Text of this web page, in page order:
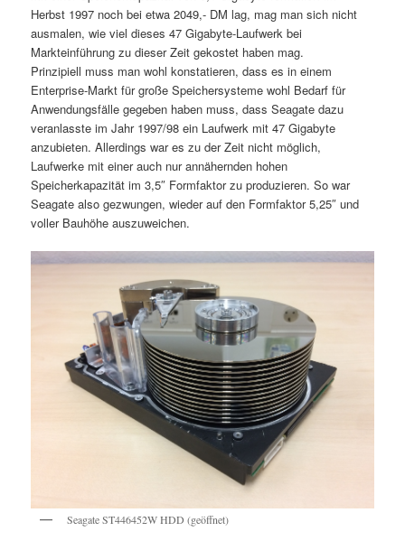
Herbst 1997 noch bei etwa 2049,- DM lag, mag man sich nicht
ausmalen, wie viel dieses 47 Gigabyte-Laufwerk bei
Markteinführung zu dieser Zeit gekostet haben mag.
Prinzipiell muss man wohl konstatieren, dass es in einem
Enterprise-Markt für große Speichersysteme wohl Bedarf für
Anwendungsfälle gegeben haben muss, dass Seagate dazu
veranlasste im Jahr 1997/98 ein Laufwerk mit 47 Gigabyte
anzubieten. Allerdings war es zu der Zeit nicht möglich,
Laufwerke mit einer auch nur annähernden hohen
Speicherkapazität im 3,5″ Formfaktor zu produzieren. So war
Seagate also gezwungen, wieder auf den Formfaktor 5,25″ und
voller Bauhöhe auszuweichen.
Seagate ST446452W HDD (geöffnet)